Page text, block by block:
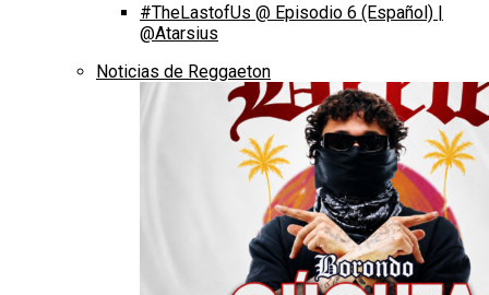
#TheLastofUs @ Episodio 6 (Español) |
@Atarsius
Noticias de Reggaeton